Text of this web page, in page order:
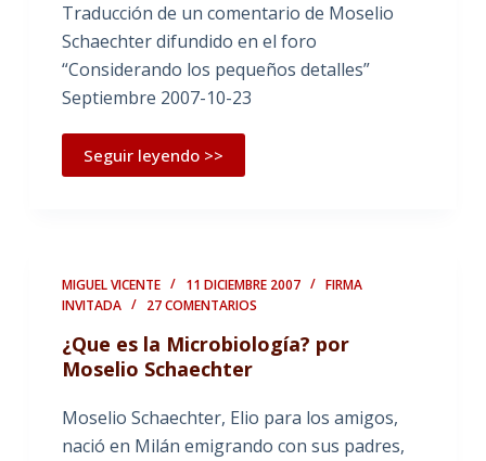
Traducción de un comentario de Moselio
Schaechter difundido en el foro
“Considerando los pequeños detalles”
Septiembre 2007-10-23
Seguir leyendo >>
MIGUEL VICENTE 11 DICIEMBRE 2007
FIRMA
INVITADA
27 COMENTARIOS
¿Que es la Microbiología? por
Moselio Schaechter
Moselio Schaechter, Elio para los amigos,
nació en Milán emigrando con sus padres,